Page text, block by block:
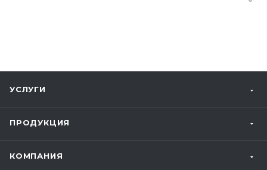
УСЛУГИ
ПРОДУКЦИЯ
КОМПАНИЯ